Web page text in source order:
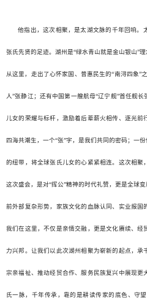
他指出，这次相聚，是太湖文脉的千年回响。
张氏先贤的足迹。湖州是“绿水青山就是金山银山”
从这里，走出了心怀家国、普惠民生的“南浔四象”
人”张静江；还有中国第一艘航母“辽宁舰”首任舰
儿女的荣耀与标杆，激励着后辈薪火相传、逐光
四海共潮生，一个“张”字，是我们共同的密码；一
的纽带，将全球张氏儿女的心紧紧相连。这次相聚
这次盛会，是对“挥公”精神的时代礼赞，更是全球
前外部复杂形势，家族文化的血脉认同、实业报国
我们在这里，不仅是亲情交融，更是文化赓续、经
力兴邦。让我们以此次湖州相聚为崭新的起点，承
宗亲福祉、推动经贸合作、服务民族复兴中展现更
氏一脉，千年传承，靠的是耕读传家的底色、守